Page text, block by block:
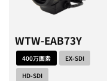
WTW-EAB73Y
400万画素
EX-SDI
HD-SDI